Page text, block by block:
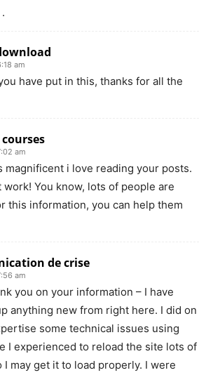
am
have put in this, thanks for all the
am
magnificent i love reading your posts.
work! You know, lots of people are
this information, you can help them
de crise
am
you on your information – I have
anything new from right here. I did on
some technical issues using
I experienced to reload the site lots of
may get it to load properly. I were